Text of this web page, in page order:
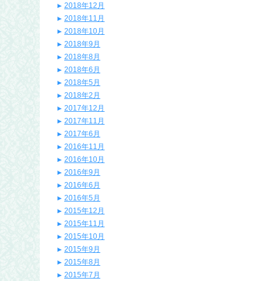
2018年12月
2018年11月
2018年10月
2018年9月
2018年8月
2018年6月
2018年5月
2018年2月
2017年12月
2017年11月
2017年6月
2016年11月
2016年10月
2016年9月
2016年6月
2016年5月
2015年12月
2015年11月
2015年10月
2015年9月
2015年8月
2015年7月